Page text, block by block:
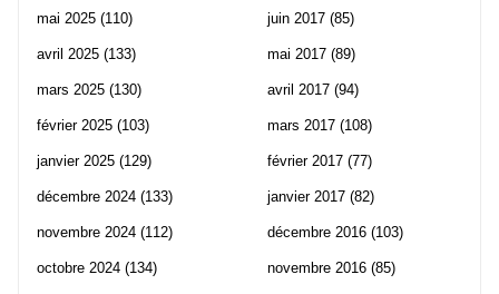
mai 2025 (110)
avril 2025 (133)
mars 2025 (130)
février 2025 (103)
janvier 2025 (129)
décembre 2024 (133)
novembre 2024 (112)
octobre 2024 (134)
juin 2017 (85)
mai 2017 (89)
avril 2017 (94)
mars 2017 (108)
février 2017 (77)
janvier 2017 (82)
décembre 2016 (103)
novembre 2016 (85)